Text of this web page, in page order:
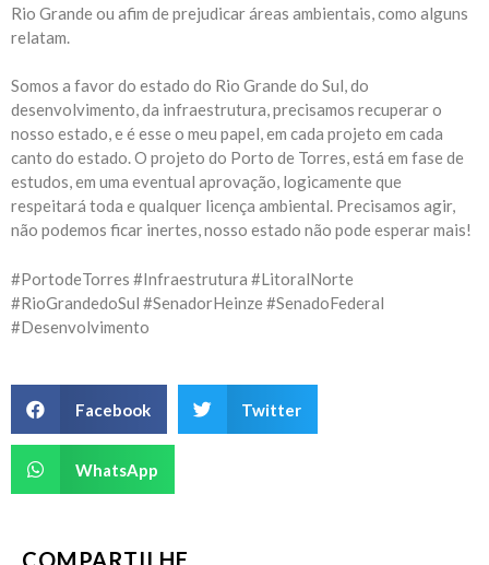
Rio Grande ou afim de prejudicar áreas ambientais, como alguns
relatam.
Somos a favor do estado do Rio Grande do Sul, do
desenvolvimento, da infraestrutura, precisamos recuperar o
nosso estado, e é esse o meu papel, em cada projeto em cada
canto do estado. O projeto do Porto de Torres, está em fase de
estudos, em uma eventual aprovação, logicamente que
respeitará toda e qualquer licença ambiental. Precisamos agir,
não podemos ficar inertes, nosso estado não pode esperar mais!
#PortodeTorres #Infraestrutura #LitoralNorte
#RioGrandedoSul #SenadorHeinze #SenadoFederal
#Desenvolvimento
Facebook Twitter
WhatsApp